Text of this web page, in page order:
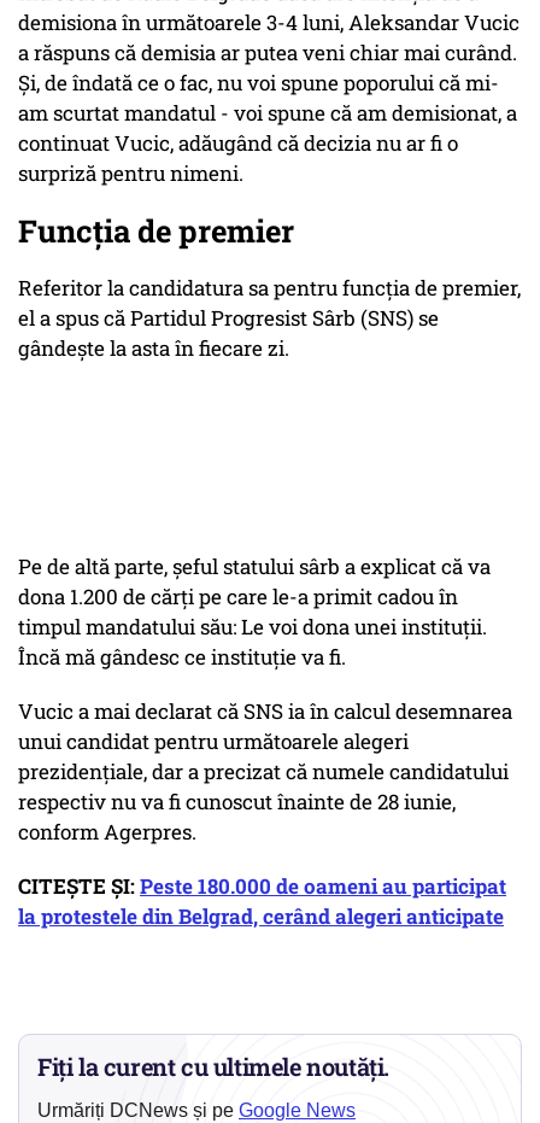
demisiona în următoarele 3-4 luni, Aleksandar Vucic
a răspuns că demisia ar putea veni chiar mai curând.
Şi, de îndată ce o fac, nu voi spune poporului că mi-
am scurtat mandatul - voi spune că am demisionat, a
continuat Vucic, adăugând că decizia nu ar fi o
surpriză pentru nimeni.
Funcţia de premier
Referitor la candidatura sa pentru funcţia de premier,
el a spus că Partidul Progresist Sârb (SNS) se
gândeşte la asta în fiecare zi.
Pe de altă parte, şeful statului sârb a explicat că va
dona 1.200 de cărţi pe care le-a primit cadou în
timpul mandatului său: Le voi dona unei instituţii.
Încă mă gândesc ce instituţie va fi.
Vucic a mai declarat că SNS ia în calcul desemnarea
unui candidat pentru următoarele alegeri
prezidenţiale, dar a precizat că numele candidatului
respectiv nu va fi cunoscut înainte de 28 iunie,
conform Agerpres.
CITEȘTE ȘI:Peste 180.000 de oameni au participat
la protestele din Belgrad, cerând alegeri anticipate
Fiți la curent cu ultimele noutăți.
Urmăriți DCNews și pe Google News